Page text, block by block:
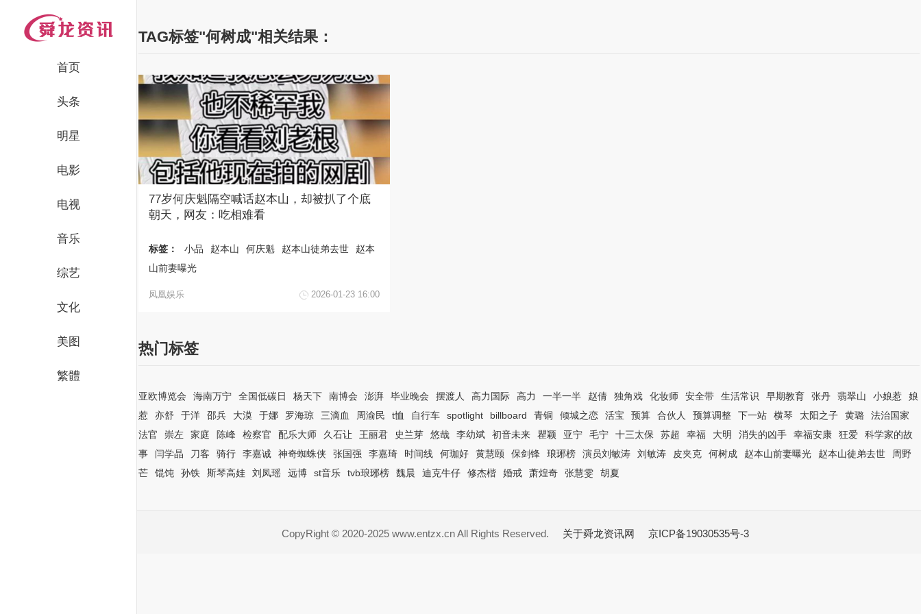
首页
头条
明星
电影
电视
音乐
综艺
文化
美图
繁體
TAG标签"何树成"相关结果：
77岁何庆魁隔空喊话赵本山，却被扒了个底
朝天，网友：吃相难看
标签： 小品 赵本山 何庆魁 赵本山徒弟去世
赵本
山前妻曝光
凤凰娱乐 2026-01-23 16:00
热门标签
亚欧博览会 海南万宁 全国低碳日 杨天下 南博会 澎湃 毕业晚会 摆渡人 高力国际 高力 一半一半 赵倩 独角戏 化妆师 安全带 生活常识 早期教育 张丹 翡翠山 小娘惹
娘
惹
亦舒 于洋 邵兵 大漠 于娜 罗海琼 三滴血 周渝民 t恤 自行车 spotlight billboard 青铜 倾城之恋 活宝 预算 合伙人 预算调整 下一站 横琴 太阳之子 黄璐
法治国家
法官
崇左 家庭 陈峰 检察官 配乐大师 久石让 王丽君 史兰芽 悠哉 李幼斌 初音未来 瞿颖 亚宁 毛宁 十三太保 苏超 幸福 大明 消失的凶手 幸福安康 狂爱
科学家的故
事
闫学晶 刀客 骑行 李嘉诚 神奇蜘蛛侠 张国强 李嘉琦 时间线 何珈好 黄慧颐 保剑锋 琅琊榜 演员刘敏涛 刘敏涛 皮夹克 何树成 赵本山前妻曝光 赵本山徒弟去世
周野
芒
馄饨 孙铁 斯琴高娃 刘凤瑶 远博 st音乐 tvb琅琊榜 魏晨 迪克牛仔 修杰楷 婚戒 萧煌奇 张慧雯 胡夏
CopyRight © 2020-2025 www.entzx.cn All Rights Reserved. 关于舜龙资讯网 京ICP备19030535号-3